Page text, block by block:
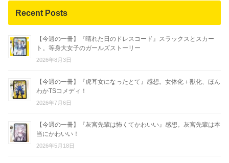
Recent Posts
【今週の一冊】『晴れた日のドレスコード』スラックスとスカー
ト。等身大女子のガールズストーリー
2026年8月3日
【今週の一冊】『虎耳女になったとて』感想。女体化＋獣化、ほん
わかTSコメディ！
2026年7月6日
【今週の一冊】『灰宮先輩は怖くてかわいい』感想。灰宮先輩は本
当にかわいい！
2026年5月18日